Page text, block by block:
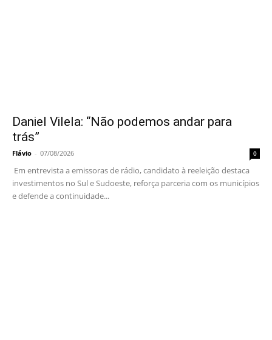
Daniel Vilela: “Não podemos andar para
trás”
Flávio - 07/08/2026 0
Em entrevista a emissoras de rádio, candidato à reeleição destaca
investimentos no Sul e Sudoeste, reforça parceria com os municípios
e defende a continuidade...